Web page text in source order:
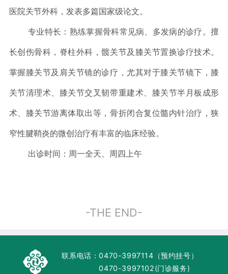
医院关节外科，发表多篇国家级论文。
专业特长：熟练掌握骨科常见病、多发病的诊疗。擅
长创伤骨科，脊柱外科，髋关节及膝关节置换诊疗技术。
掌握膝关节及肩关节镜的诊疗，尤其对于膝关节镜下，膝
关节清理术、膝关节交叉韧带重建术、膝关节半月板成形
术、膝关节游离体取出等，骨折闭合复位髓内针治疗，狭
窄性腱鞘炎的微创治疗有丰富的临床经验。
出诊时间：周一全天、周四上午
-THE END-
联系电话：0470-3997114（预约挂号）
0470-3997102(门诊服务)